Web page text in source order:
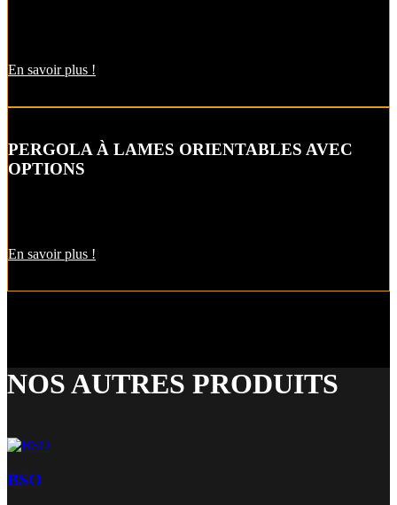
En savoir plus !
PERGOLA À LAMES ORIENTABLES AVEC
OPTIONS
En savoir plus !
NOS AUTRES PRODUITS
BSO